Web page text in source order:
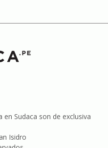
Sudaca son de exclusiva
Isidro